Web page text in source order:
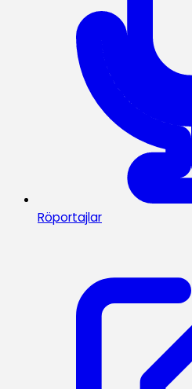
Röportajlar